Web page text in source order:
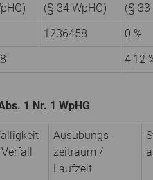
(§ 34 WpHG)
(§ 33
1236458
0 %
4,12
1 Nr. 1 WpHG
Ausübungs­
zeitraum /
Laufzeit